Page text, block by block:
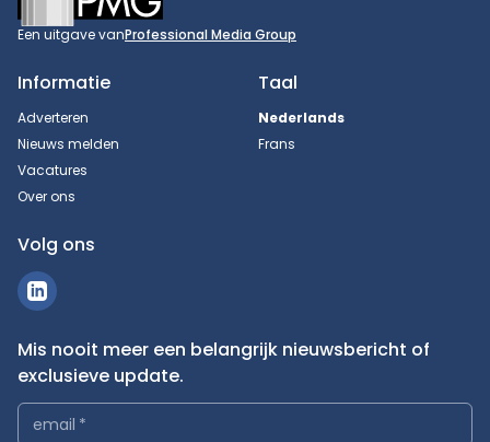
Een uitgave vanProfessional Media Group
Informatie
Adverteren
Nieuws melden
Vacatures
Over ons
Taal
Nederlands
Frans
Volg ons
Mis nooit meer een belangrijk nieuwsbericht of
exclusieve update.
email *